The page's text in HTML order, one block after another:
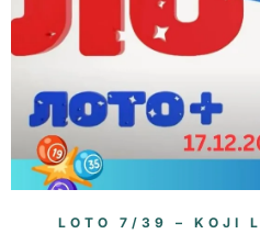
LOTO 7/39 – KOJI